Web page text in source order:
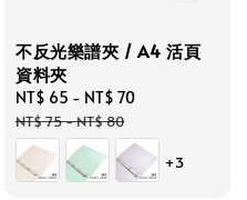
不反光樂譜夾 / A4 活頁
資料夾
Sale
price
NT$ 65 - NT$ 70
NT$ 75-NT$ 80
+3